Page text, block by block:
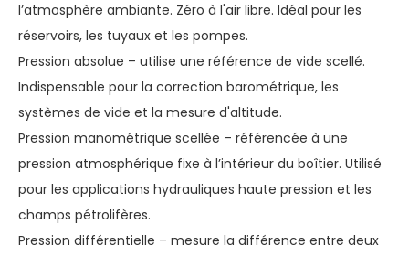
l’atmosphère ambiante. Zéro à l'air libre. Idéal pour les
réservoirs, les tuyaux et les pompes.
Pression absolue – utilise une référence de vide scellé.
Indispensable pour la correction barométrique, les
systèmes de vide et la mesure d'altitude.
Pression manométrique scellée – référencée à une
pression atmosphérique fixe à l’intérieur du boîtier. Utilisé
pour les applications hydrauliques haute pression et les
champs pétrolifères.
Pression différentielle – mesure la différence entre deux